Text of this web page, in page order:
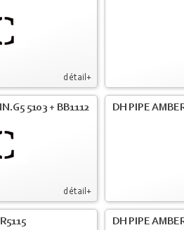
détail+
détail+
5103 + BB1112 DH PIPE
DH PIPE